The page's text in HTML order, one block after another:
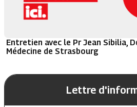
Entretien avec le Pr Jean Sibilia,
Médecine de Strasbourg
Lettre